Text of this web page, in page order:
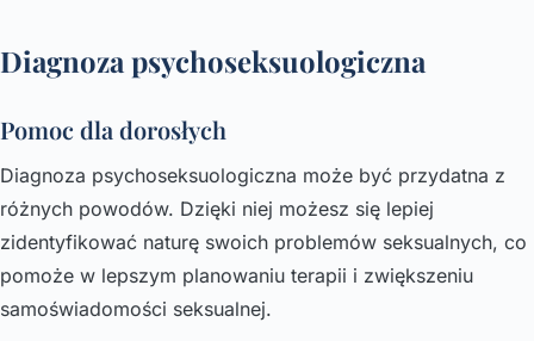
Diagnoza psychoseksuologiczna
Pomoc dla dorosłych
Diagnoza psychoseksuologiczna może być przydatna z
różnych powodów. Dzięki niej możesz się lepiej
zidentyfikować naturę swoich problemów seksualnych, co
pomoże w lepszym planowaniu terapii i zwiększeniu
samoświadomości seksualnej.